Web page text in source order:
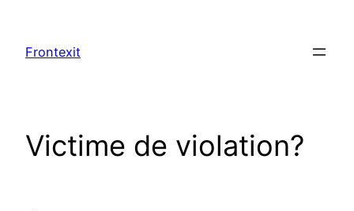
contenu
Frontexit
Victime de violation?